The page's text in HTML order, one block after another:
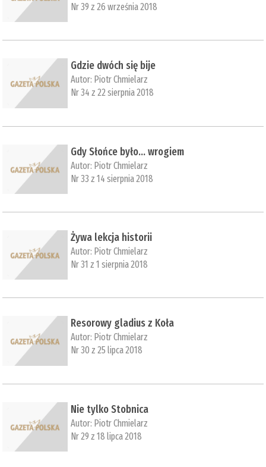
Nr 39 z 26 września 2018
Gdzie dwóch się bije
Autor: Piotr Chmielarz
Nr 34 z 22 sierpnia 2018
Gdy Słońce było… wrogiem
Autor: Piotr Chmielarz
Nr 33 z 14 sierpnia 2018
Żywa lekcja historii
Autor: Piotr Chmielarz
Nr 31 z 1 sierpnia 2018
Resorowy gladius z Koła
Autor: Piotr Chmielarz
Nr 30 z 25 lipca 2018
Nie tylko Stobnica
Autor: Piotr Chmielarz
Nr 29 z 18 lipca 2018